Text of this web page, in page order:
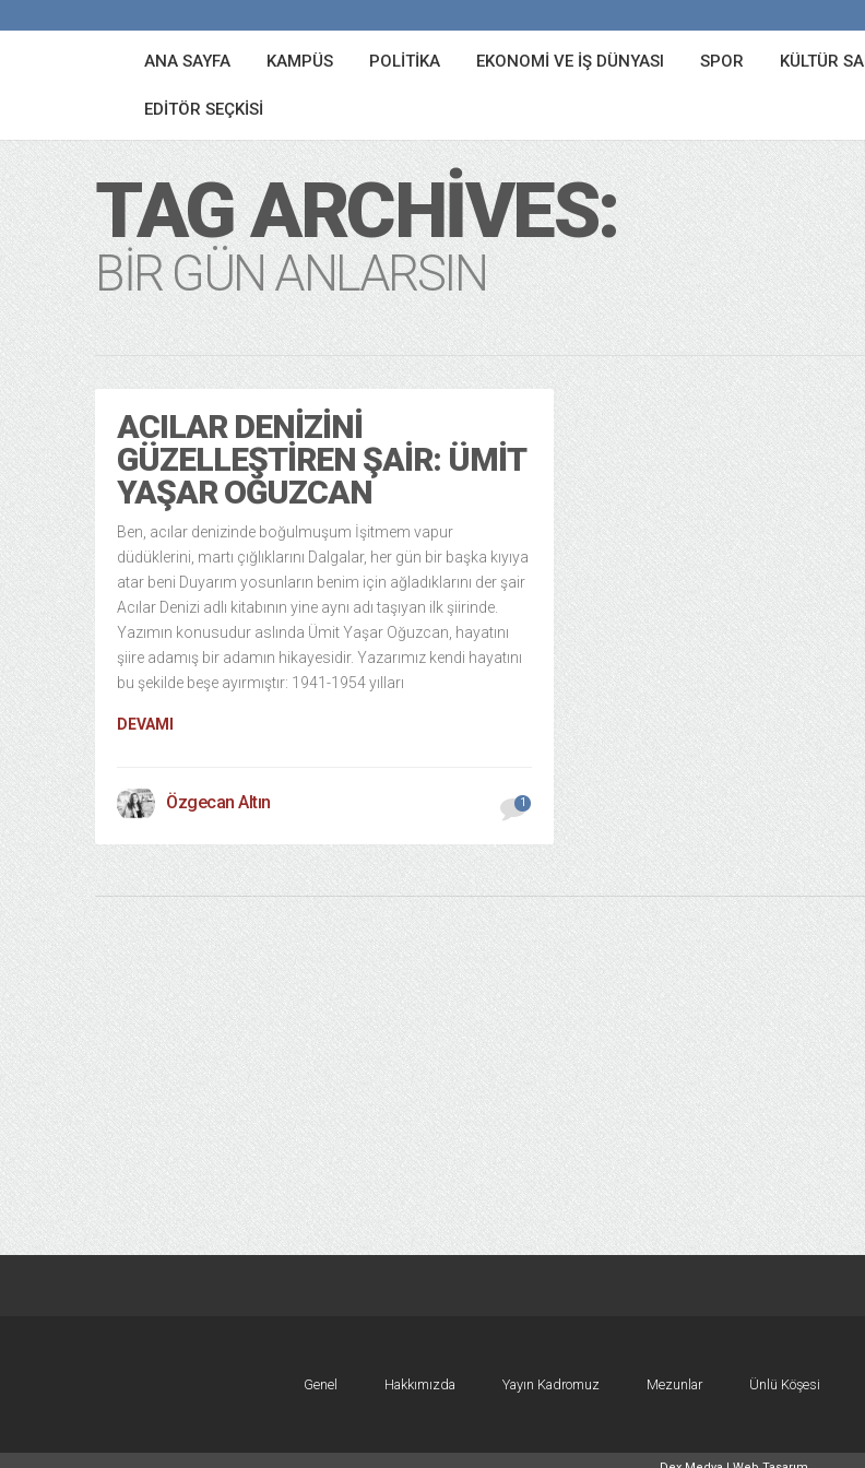
ANA SAYFA KAMPÜS POLITIKA EKONOMI VE İŞ DÜNYASI SPOR KÜLTÜR
EDITÖR SEÇKISI
TAG ARCHIVES:
BIR GÜN ANLARSIN
ACILAR DENIZINI
GÜZELLEŞTIREN ŞAIR: ÜMIT
YAŞAR OĞUZCAN
Ben, acılar denizinde boğulmuşum İşitmem vapur
düdüklerini, martı çığlıklarını Dalgalar, her gün bir başka kıyıya
atar beni Duyarım yosunların benim için ağladıklarını der şair
Acılar Denizi adlı kitabının yine aynı adı taşıyan ilk şiirinde.
Yazımın konusudur aslında Ümit Yaşar Oğuzcan, hayatını
şiire adamış bir adamın hikayesidir. Yazarımız kendi hayatını
bu şekilde beşe ayırmıştır: 1941-1954 yılları
DEVAMI
Özgecan Altın 1
Genel Hakkımızda Yayın Kadromuz Mezunlar Ünlü Köşesi